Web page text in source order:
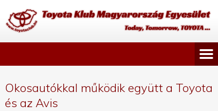
Okosautókkal működik együtt a Toyota
és az Avis